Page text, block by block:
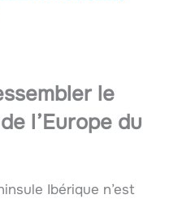
le
l’Europe du
Ibérique n’est